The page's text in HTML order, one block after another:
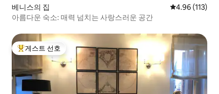
베니스의 집 평점 4.96점(5
4.96 (113)
아름다운 숙소: 매력 넘치는 사랑스러운 공간
상위 게스트 선호
게스트 선호